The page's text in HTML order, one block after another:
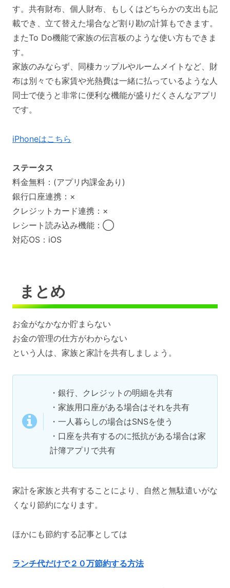
す。共有財布、個人財布、もしくはどちらかの支出も記
載でき、立て替えた場合など割り勘の計算もできます。
またTo Do機能で家族の伝言板のような使い方もできま
す。
家族のみならず、同棲カップルやルームメイトなど、財
布は別々でも家賃や光熱費は一緒に払っているような人
同士で使うと非常に便利な機能が盛りだくさんなアプリ
です。
iPhoneはこちら
ステータス
料金無料：(アプリ内課金あり)
銀行口座連携：×
クレジットカード連携：×
レシート読み込み機能：◯
対応OS：iOS
まとめ
お金がなかなか貯まらない
お金の管理の仕方がわからない
という人は、家族と家計を共有しましょう。
・銀行、クレジットの明細を共有
・家族用口座がある場合はそれを共有
・一人暮らしの場合はSNSを使う
・口座を共有するのに抵抗がある場合は家
計簿アプリで共有
家計を家族と共有することにより、自然と無駄遣いがな
くなり節約になります。
ほかにも節約する記事としては
ランチ代だけで２０万節約する方法